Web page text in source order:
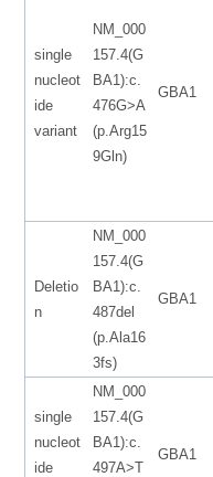
single
nucleot
ide
variant
NM_000
157.4(G
BA1):c.
476G>A
(p.Arg15
9Gln)
GBA1
Deletio
n
NM_000
157.4(G
BA1):c.
487del
(p.Ala16
3fs)
GBA1
single
nucleot
ide
NM_000
157.4(G
BA1):c.
497A>T
GBA1